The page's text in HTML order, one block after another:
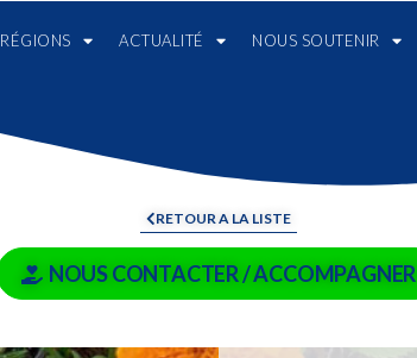
RÉGIONS ACTUALITÉ NOUS SOUTENIR
RETOUR A LA LISTE
NOUS CONTACTER / ACCOMPAGNER